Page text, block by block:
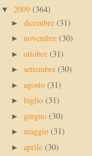
▼ 2009 (364)
► dicembre (31)
► novembre (30)
► ottobre (31)
► settembre (30)
► agosto (31)
► luglio (31)
► giugno (30)
► maggio (31)
► aprile (30)